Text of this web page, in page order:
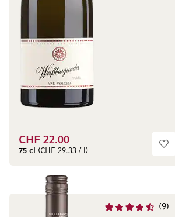
CHF 22.00
75 cl (CHF 29.33 / l)
9